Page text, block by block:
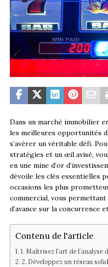
Dans un marché immobilier
les meilleures opportunités
s’avérer un véritable défi.
stratégies et un œil avisé,
en une mine d’or
dévoile les clés essentielles
occasions les plus
commercial, vous
d’avance sur la concurrence
Contenu de l'article
1. Maîtrisez l’art de l’analyse
2. Développez un réseau